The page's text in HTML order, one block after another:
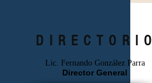
DIRECTORIO
Lic. Fernando González Parra
Director General